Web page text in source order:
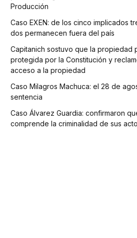
Producción
Caso EXEN: de los cinco implicados
dos permanecen fuera del país
Capitanich sostuvo que la propiedad
protegida por la Constitución y
acceso a la propiedad
Caso Milagros Machuca: el 28 de
sentencia
Caso Álvarez Guardia: confirmaron
comprende la criminalidad de sus